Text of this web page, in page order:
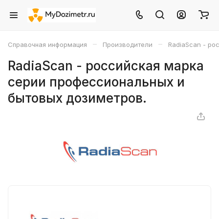
Справочная информация – Производители – RadiaScan -
RadiaScan - российская марка
серии профессиональных и
бытовых дозиметров.